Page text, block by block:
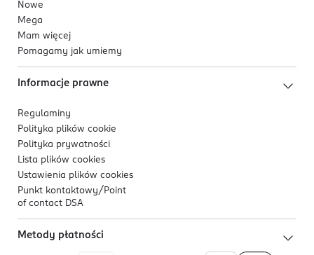
Nowe
Mega
Mam więcej
Pomagamy jak umiemy
Informacje prawne
Regulaminy
Polityka plików cookie
Polityka prywatności
Lista plików cookies
Ustawienia plików cookies
Punkt kontaktowy/ Point
of contact DSA
Metody płatności